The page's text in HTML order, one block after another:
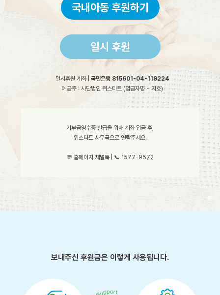
국내아동 후원하기
일시 후원
일시후원 계좌 | 국민은행 815601-04-119224
예금주 : 사단법인 위스타트 (입금자명 + 지호)
기부금영수증 발급을 위해 계좌 입금 후,
위스타트 사무국으로 연락주세요.
💬 홈페이지 채널톡 | 📞 1577-9572
보내주신 후원금은 이렇게 사용됩니다.